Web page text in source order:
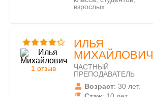
взрослых.
1 отзыв
ИЛЬЯ
МИХАЙЛОВИЧ
ЧАСТНЫЙ
ПРЕПОДАВАТЕЛЬ
Возраст: 30 лет.